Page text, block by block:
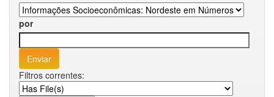
por
Filtros correntes: